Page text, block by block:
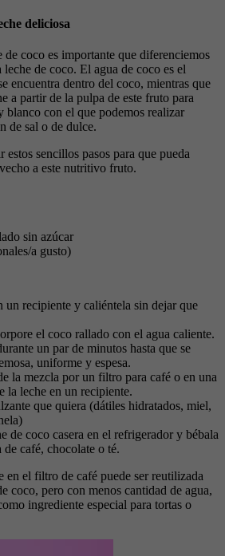
deliciosa
de coco es importante que diferenciemos
de coco. El agua de coco es el
encuentra dentro del coco, mientras que
a partir de la pulpa de este fruto para
blanco con el que podemos realizar
de sal o de dulce.
estos sencillos pasos para que pueda
a este nutritivo fruto.
sin azúcar
a gusto)
un recipiente y caliéntela sin dejar que
el coco rallado con el agua caliente.
un par de minutos hasta que se
uniforme y espesa.
la mezcla por un filtro para café o en una
la leche en un recipiente.
que quiera (dátiles hidratados, miel,
de coco casera en el refrigerador y bébala
de café, chocolate o té.
en el filtro de café puede ser reutilizada
coco, pero con menos cantidad de agua,
ingrediente especial para tortas o